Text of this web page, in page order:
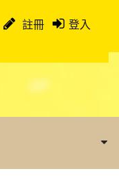
註冊 登入